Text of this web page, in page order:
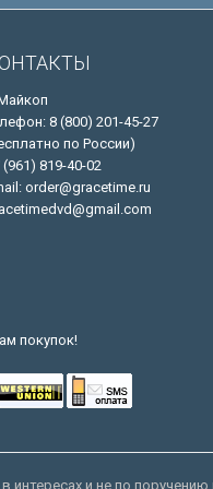
8 (800) 201-45-27
по России)
(961) 819-40-02
order@gracetime.ru
покупок!
интересах и не по